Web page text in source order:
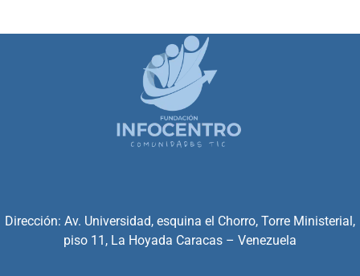
Dirección: Av. Universidad, esquina el Chorro, Torre Ministerial,
piso 11, La Hoyada Caracas – Venezuela